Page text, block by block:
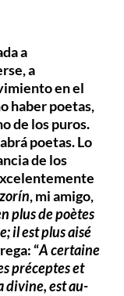
a
a
en el
haber poetas,
de los puros.
poetas. Lo
de los
, mi amigo,
plus de poètes
il est plus aisé
“A certaine
préceptes et
divine, est au-